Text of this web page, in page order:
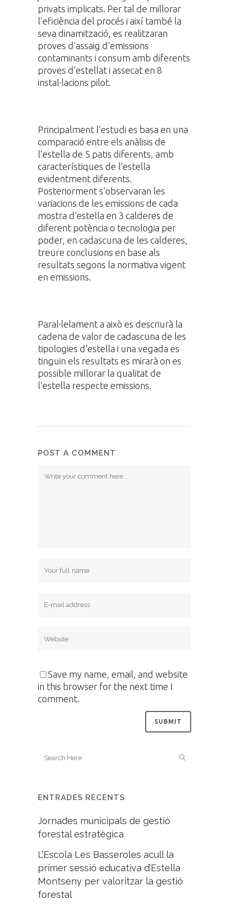
privats implicats. Per tal de millorar
l’eficiència del procés i així també la
seva dinamització, es realitzaran
proves d’assaig d’emissions
contaminants i consum amb diferents
proves d’estellat i assecat en 8
instal·lacions pilot.
Principalment l’estudi es basa en una
comparació entre els anàlisis de
l’estella de 5 patis diferents, amb
característiques de l’estella
evidentment diferents.
Posteriorment s’observaran les
variacions de les emissions de cada
mostra d’estella en 3 calderes de
diferent potència o tecnologia per
poder, en cadascuna de les calderes,
treure conclusions en base als
resultats segons la normativa vigent
en emissions.
Paral·lelament a això es descriurà la
cadena de valor de cadascuna de les
tipologies d’estella i una vegada es
tinguin els resultats es mirarà on es
possible millorar la qualitat de
l’estella respecte emissions.
POST A COMMENT
Save my name, email, and website
in this browser for the next time I
comment.
ENTRADES RECENTS
Jornades municipals de gestió
forestal estratègica
L’Escola Les Basseroles acull la
primer sessió educativa d’Estella
Montseny per valoritzar la gestió
forestal